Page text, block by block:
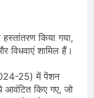
किया गया,
विधवाएं शामिल हैं।
25) में पेंशन
किए गए, जो